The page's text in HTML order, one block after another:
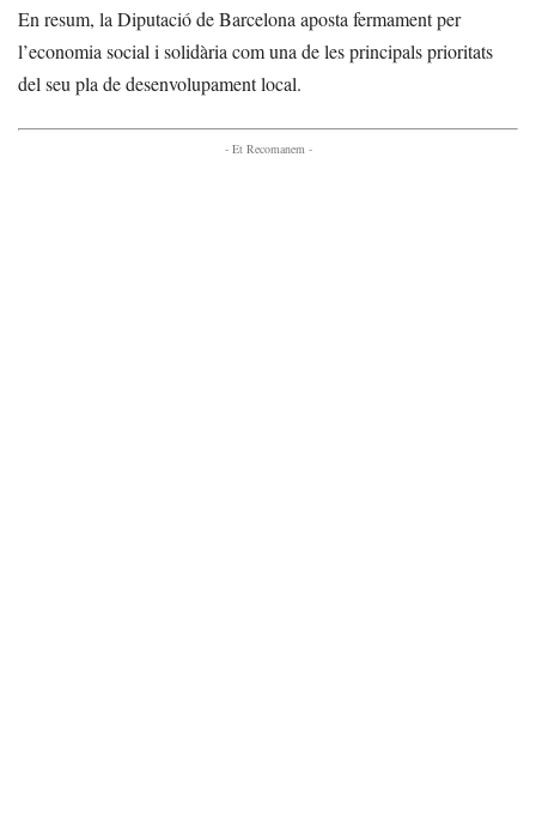
En resum, la Diputació de Barcelona aposta fermament per
l’economia social i solidària com una de les principals prioritats
del seu pla de desenvolupament local.
- Et Recomanem -